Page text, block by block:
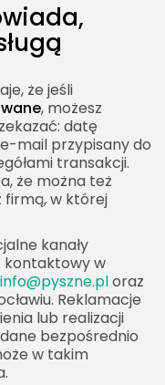
że jeśli
, możesz
datę
mail przypisany do
transakcji.
że można też
firmą, w której
kanały
kontaktowy w
info@pyszne.ploraz
Reklamacje
lub realizacji
bezpośrednio
w takim